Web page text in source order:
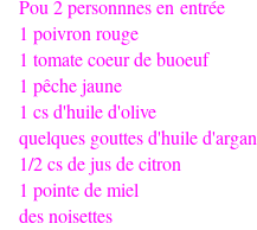
Pou 2 personnnes en entrée
1 poivron rouge
1 tomate coeur de buoeuf
1 pêche jaune
1 cs d'huile d'olive
quelques gouttes d'huile d'argan
1/2 cs de jus de citron
1 pointe de miel
des noisettes